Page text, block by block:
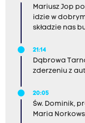
Mariusz Jop po
idzie w
składzie nas
21:14
Dąbrowa
zderzeniu z
20:05
Św. Dominik,
Maria